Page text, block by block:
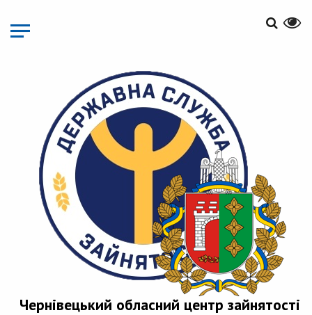
основного
матеріалу
Чернівецький обласний центр зайнятості